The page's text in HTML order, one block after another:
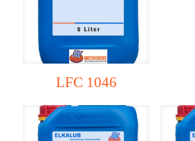
LFC 1046